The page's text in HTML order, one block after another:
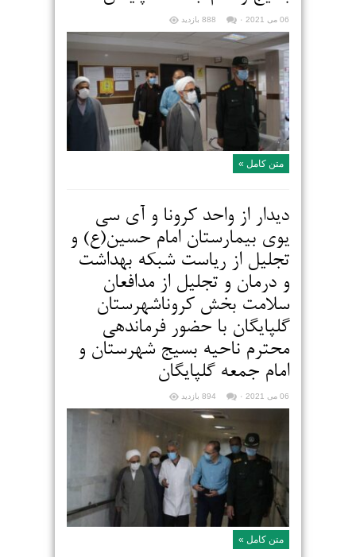
06 می 2021 ۰ 888 بازدید
متن کامل »
دیدار از واحد کرونا و آی سی
یوی بیمارستان امام حسین(ع) و
تجلیل از ریاست شبکه بهداشت
و درمان و تجلیل از مدافعان
سلامت بخش کروناشهرستان
گلپایگان با حضور فرماندهی
محترم ناحیه بسیج شهرستان و
امام جمعه گلپایگان
06 می 2021 ۰ 894 بازدید
متن کامل »